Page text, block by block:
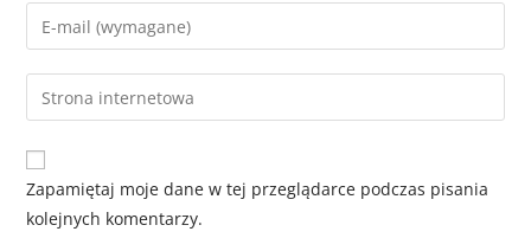
Zapamiętaj moje dane w tej przeglądarce podczas pisania
kolejnych komentarzy.